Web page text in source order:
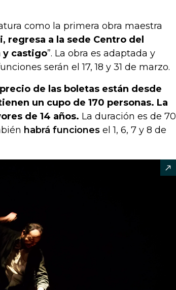
como la primera obra maestra
regresa a la sede Centro del
y castigo”. La obra es adaptada y
serán el 17, 18 y 31 de marzo.
de las boletas están desde
un cupo de 170 personas. La
de 14 años. La duración es de 70
habrá funciones el 1, 6, 7 y 8 de